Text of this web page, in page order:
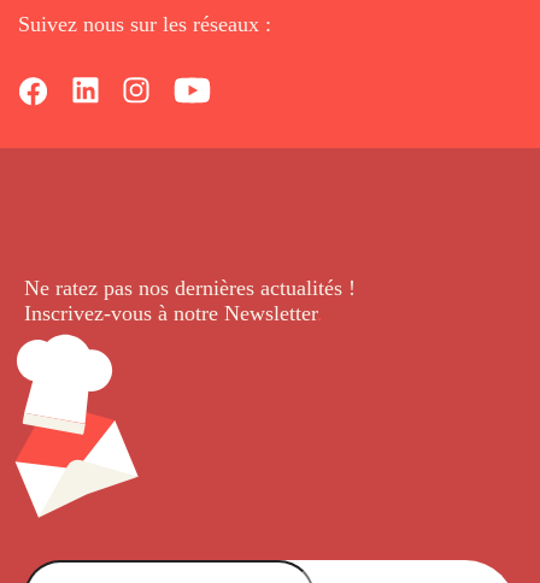
Suivez nous sur les réseaux :
Ne ratez pas nos dernières actualités !
Inscrivez-vous à notre Newsletter.